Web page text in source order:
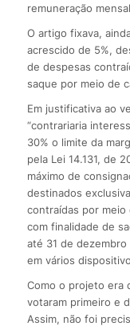
remuneração
O artigo fixava,
acrescido de 5%,
de despesas
saque por meio de
Em justificativa ao
“contrariaria
30% o limite da
pela Lei 14.131, de
máximo de
destinados
contraídas por
com finalidade de
até 31 de
em vários
Como o projeto era
votaram primeiro e
Assim, não foi